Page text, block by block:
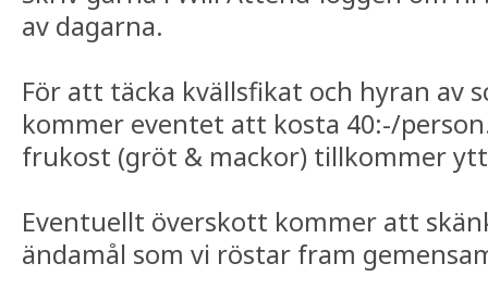
av dagarna.
För att täcka kvällsfikat och hyran av
kommer eventet att kosta 40:-/
frukost (gröt & mackor) tillkommer
Eventuellt överskott kommer att
ändamål som vi röstar fram